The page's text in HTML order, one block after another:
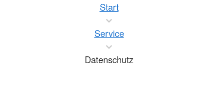
Start
Service
Datenschutz